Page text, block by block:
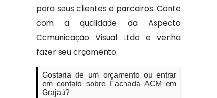
para seus clientes e parceiros. Conte
com a qualidade da Aspecto
Comunicação Visual Ltda e venha
fazer seu orçamento.
Gostaria de um orçamento ou entrar
em contato sobre Fachada ACM em
Grajaú?